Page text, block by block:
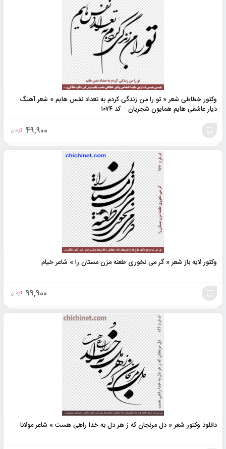
وکتور خطاطی شعر « تو را من زندگی کردم به تعداد نفس هایم » شعر آهنگ
دیار عاشقی هایم همایون شجریان – کد ۱۰۷۴
49,900 تومان
وکتور لایه باز شعر « گر می نخوری طعنه مزن مستان را » شاعر خیام
99,900 تومان
دانلود وکتور شعر « دل مرنجان که ز هر دل به خدا راهی هست » شاعر مولانا